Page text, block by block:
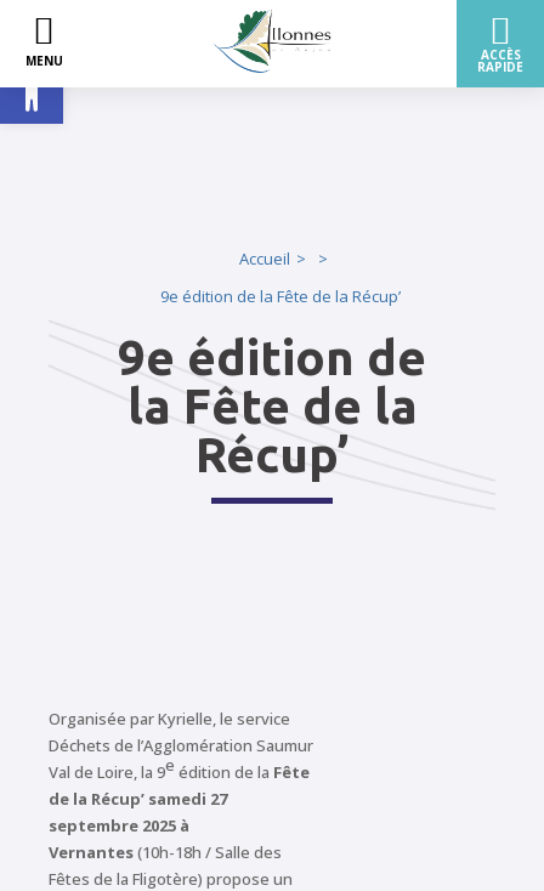
Ouvrir la barre d’outils
Accueil
9e édition de la Fête de la Récup’
9e édition de
la Fête de la
Récup’
Organisée par Kyrielle, le service
Déchets de l’Agglomération Saumur
Val de Loire, la 9e édition de la Fête
de la Récup’ samedi 27
septembre 2025 à
Vernantes(10h-18h / Salle des
Fêtes de la Fligotère) propose un